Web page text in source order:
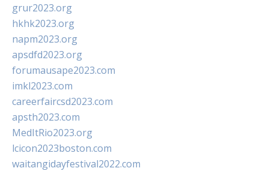
grur2023.org
hkhk2023.org
napm2023.org
apsdfd2023.org
forumausape2023.com
imkl2023.com
careerfaircsd2023.com
apsth2023.com
MedItRio2023.org
lcicon2023boston.com
waitangidayfestival2022.com